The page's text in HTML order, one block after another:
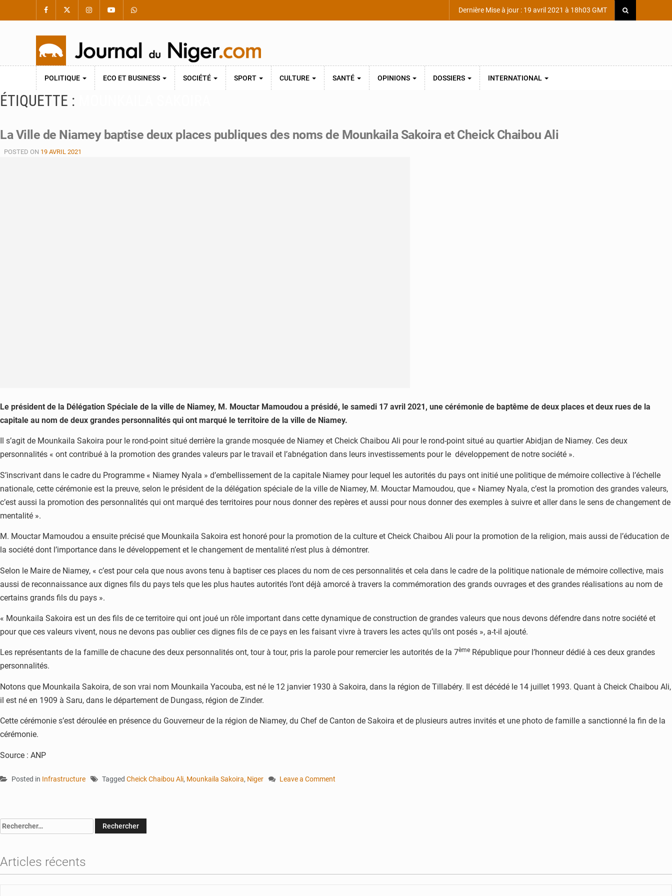
Dernière Mise à jour : 19 avril 2021 à 18h03 GMT
POLITIQUE ECO ET BUSINESS SOCIÉTÉ SPORT CULTURE SANTÉ OPINIONS DOSSIERS INTERNATIONAL
ÉTIQUETTE :
La Ville de Niamey baptise deux places publiques des noms de Mounkaila Sakoira et Cheick Chaibou Ali
POSTED ON 19 AVRIL 2021
Le président de la Délégation Spéciale de la ville de Niamey, M. Mouctar Mamoudou a présidé, le samedi 17 avril 2021, une cérémonie de baptême de deux places et deux rues de la
capitale au nom de deux grandes personnalités qui ont marqué le territoire de la ville de Niamey.
Il s’agit de Mounkaila Sakoira pour le rond-point situé derrière la grande mosquée de Niamey et Cheick Chaibou Ali pour le rond-point situé au quartier Abidjan de Niamey. Ces deux
personnalités « ont contribué à la promotion des grandes valeurs par le travail et l’abnégation dans leurs investissements pour le développement de notre société ».
S’inscrivant dans le cadre du Programme « Niamey Nyala » d’embellissement de la capitale Niamey pour lequel les autorités du pays ont initié une politique de mémoire collective à l’échelle
nationale, cette cérémonie est la preuve, selon le président de la délégation spéciale de la ville de Niamey, M. Mouctar Mamoudou, que « Niamey Nyala, c’est la promotion des grandes valeurs,
c’est aussi la promotion des personnalités qui ont marqué des territoires pour nous donner des repères et aussi pour nous donner des exemples à suivre et aller dans le sens de changement de
mentalité ».
M. Mouctar Mamoudou a ensuite précisé que Mounkaila Sakoira est honoré pour la promotion de la culture et Cheick Chaibou Ali pour la promotion de la religion, mais aussi de l’éducation de
la société dont l’importance dans le développement et le changement de mentalité n’est plus à démontrer.
Selon le Maire de Niamey, « c’est pour cela que nous avons tenu à baptiser ces places du nom de ces personnalités et cela dans le cadre de la politique nationale de mémoire collective, mais
aussi de reconnaissance aux dignes fils du pays tels que les plus hautes autorités l’ont déjà amorcé à travers la commémoration des grands ouvrages et des grandes réalisations au nom de
certains grands fils du pays ».
« Mounkaila Sakoira est un des fils de ce territoire qui ont joué un rôle important dans cette dynamique de construction de grandes valeurs que nous devons défendre dans notre société et
pour que ces valeurs vivent, nous ne devons pas oublier ces dignes fils de ce pays en les faisant vivre à travers les actes qu’ils ont posés », a-t-il ajouté.
Les représentants de la famille de chacune des deux personnalités ont, tour à tour, pris la parole pour remercier les autorités de la 7ème République pour l’honneur dédié à ces deux grandes
personnalités.
Notons que Mounkaila Sakoira, de son vrai nom Mounkaila Yacouba, est né le 12 janvier 1930 à Sakoira, dans la région de Tillabéry. Il est décédé le 14 juillet 1993. Quant à Cheick Chaibou Ali,
il est né en 1909 à Saru, dans le département de Dungass, région de Zinder.
Cette cérémonie s’est déroulée en présence du Gouverneur de la région de Niamey, du Chef de Canton de Sakoira et de plusieurs autres invités et une photo de famille a sanctionné la fin de la
cérémonie.
Source : ANP
Posted in Infrastructure Tagged Cheick Chaibou Ali, Mounkaila Sakoira, Niger
Leave a Comment
publiques
Rechercher :
Articles récents